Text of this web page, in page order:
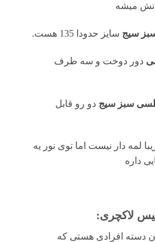
میشه
سیج سایز حدودا 135 هست.
دور دوخت و سه طرف
سبز سیج دو رو قابل
لمه دار نیست اما توی نور یه
داره
لاکچری:
دسته افرادی هستی که